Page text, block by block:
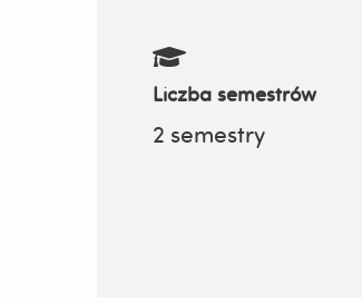
Liczba semestrów
2 semestry